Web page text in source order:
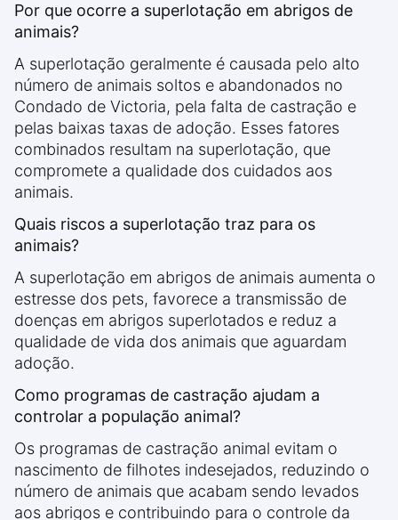
Por que ocorre a superlotação em abrigos de
animais?
A superlotação geralmente é causada pelo alto
número de animais soltos e abandonados no
Condado de Victoria, pela falta de castração e
pelas baixas taxas de adoção. Esses fatores
combinados resultam na superlotação, que
compromete a qualidade dos cuidados aos
animais.
Quais riscos a superlotação traz para os
animais?
A superlotação em abrigos de animais aumenta o
estresse dos pets, favorece a transmissão de
doenças em abrigos superlotados e reduz a
qualidade de vida dos animais que aguardam
adoção.
Como programas de castração ajudam a
controlar a população animal?
Os programas de castração animal evitam o
nascimento de filhotes indesejados, reduzindo o
número de animais que acabam sendo levados
aos abrigos e contribuindo para o controle da